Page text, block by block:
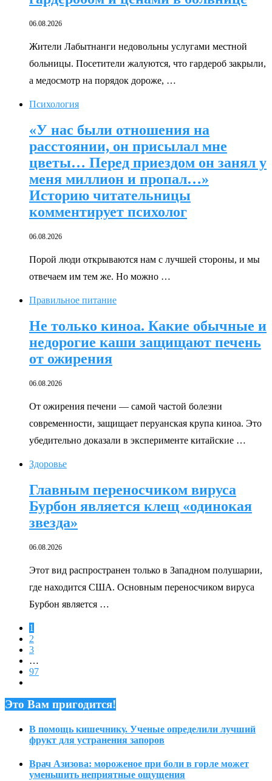
06.08.2026
Жители Лабытнанги недовольны услугами местной
больницы. Посетители жалуются, что гардероб закрыли,
а медосмотр на порядок дороже, …
Психология
«У нас были отношения на
расстоянии, он присылал мне
цветы… Перед приездом он занял у
меня миллион и пропал…»
Историю читательницы
комментирует психолог
06.08.2026
Порой люди открываются нам с лучшей стороны, и мы
отвечаем им тем же. Но можно …
Правильное питание
Не только киноа. Какие обычные и
недорогие каши защищают печень
от ожирения
06.08.2026
От ожирения печени — самой частой болезни
современности, защищает перуанская крупа киноа. Это
убедительно доказали в эксперименте китайские …
Здоровье
Главным переносчиком вируса
Бурбон является клещ «одинокая
звезда»
06.08.2026
Этот вид распространен только в Западном полушарии,
где находится США. Основным переносчиком вируса
Бурбон является …
1
2
3
…
97
Это Вам пригодится!
В помощь кишечнику. Ученые определили лучший
фрукт для устранения запоров
Врач Азизова: мороженое при боли в горле может
уменьшить неприятные ощущения